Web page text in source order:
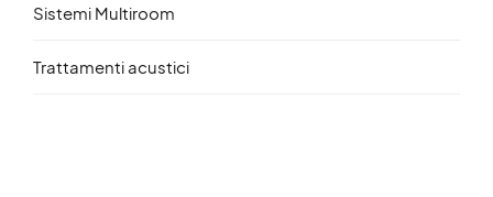
Sistemi Multiroom
Trattamenti acustici